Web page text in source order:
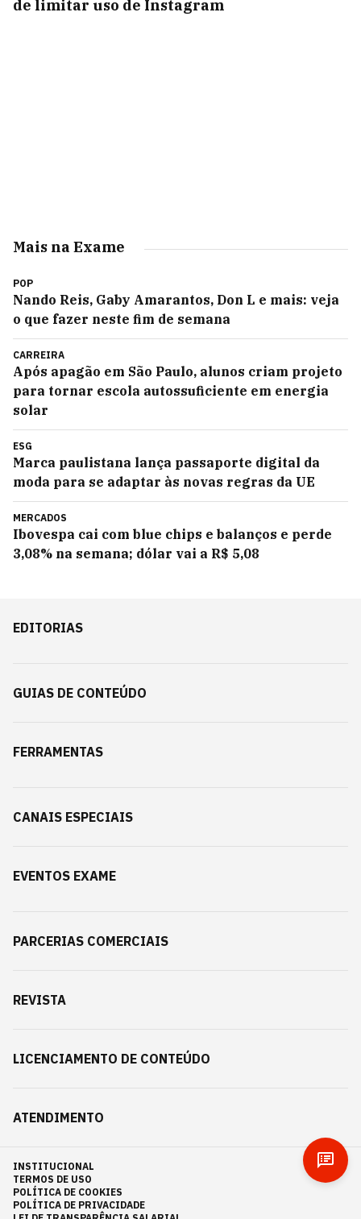
de limitar uso de Instagram
Mais na Exame
POP
Nando Reis, Gaby Amarantos, Don L e mais: veja
o que fazer neste fim de semana
CARREIRA
Após apagão em São Paulo, alunos criam projeto
para tornar escola autossuficiente em energia
solar
ESG
Marca paulistana lança passaporte digital da
moda para se adaptar às novas regras da UE
MERCADOS
Ibovespa cai com blue chips e balanços e perde
3,08% na semana; dólar vai a R$ 5,08
EDITORIAS
GUIAS DE CONTEÚDO
FERRAMENTAS
CANAIS ESPECIAIS
EVENTOS EXAME
PARCERIAS COMERCIAIS
REVISTA
LICENCIAMENTO DE CONTEÚDO
ATENDIMENTO
INSTITUCIONAL
TERMOS DE USO
POLÍTICA DE COOKIES
POLÍTICA DE PRIVACIDADE